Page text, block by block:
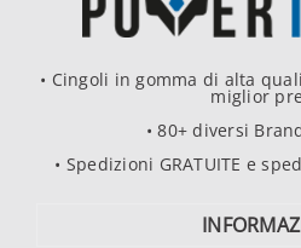
• Cingoli in gomma di alta
miglior
• 80+ diversi
• Spedizioni GRATUITE e